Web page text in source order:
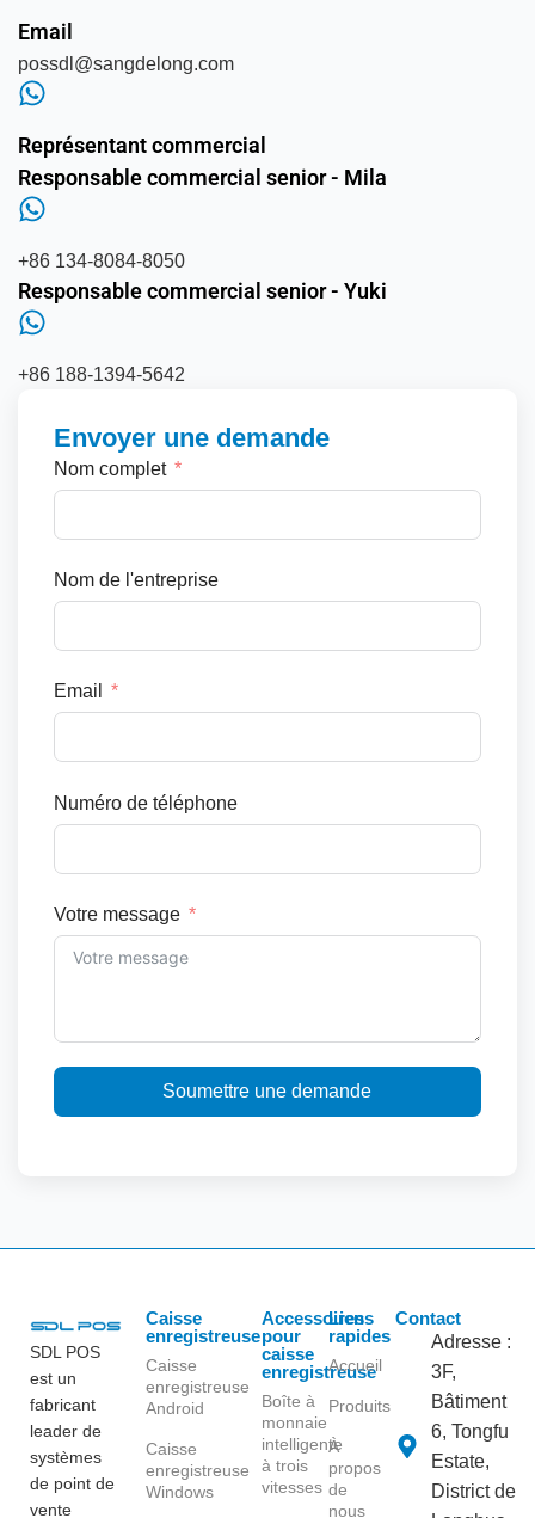
Email
possdl@sangdelong.com
Représentant commercial
Responsable commercial senior - Mila
+86 134-8084-8050
Responsable commercial senior - Yuki
+86 188-1394-5642
Envoyer une demande
Nom complet
Nom de l'entreprise
Email
Numéro de téléphone
Votre message
Soumettre une demande
SDL POS
est un
fabricant
leader de
systèmes
de point de
vente
Caisse
enregistreuse
Caisse
enregistreuse
Android
Caisse
enregistreuse
Windows
Accessoires
pour
caisse
enregistreuse
Boîte à
monnaie
intelligente
à trois
vitesses
Liens
rapides
Accueil
Produits
À
propos
de
nous
Contact
Adresse :
3F,
Bâtiment
6, Tongfu
Estate,
District de